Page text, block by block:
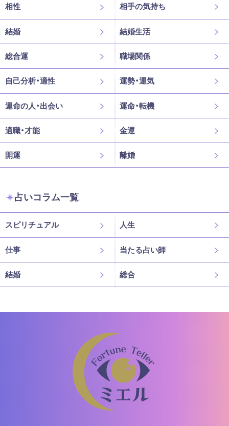
相性 相手の気持ち
結婚 結婚生活
総合運 職場関係
自己分析・適性 運勢・運気
運命の人・出会い 運命・転機
適職・才能 金運
開運 離婚
占いコラム一覧
スピリチュアル 人生
仕事 当たる占い師
結婚 総合